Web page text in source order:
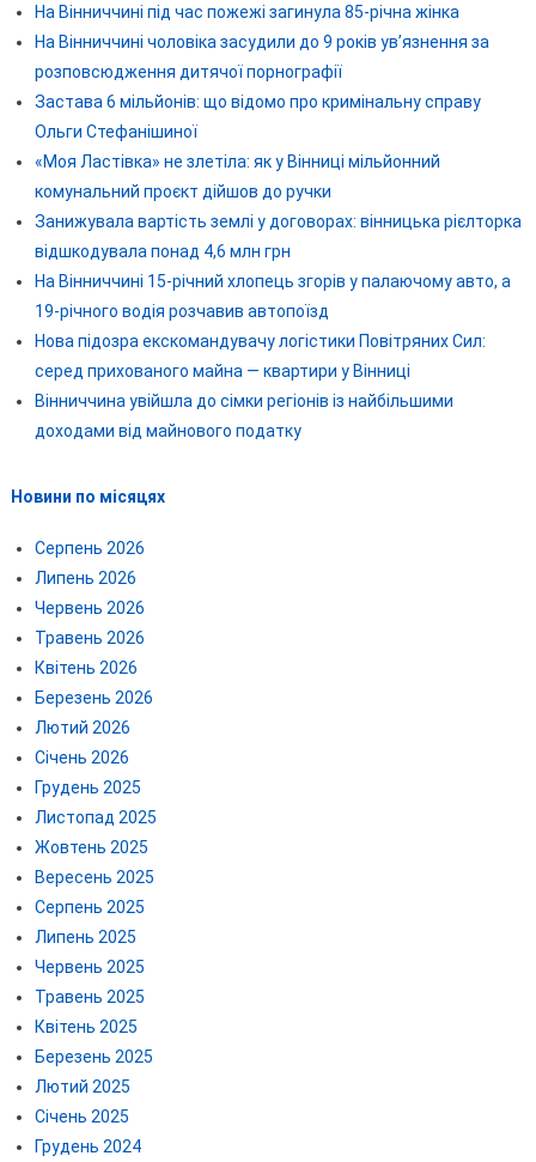
На Вінниччині під час пожежі загинула 85-річна жінка
На Вінниччині чоловіка засудили до 9 років ув’язнення за
розповсюдження дитячої порнографії
Застава 6 мільйонів: що відомо про кримінальну справу
Ольги Стефанішиної
«Моя Ластівка» не злетіла: як у Вінниці мільйонний
комунальний проєкт дійшов до ручки
Занижувала вартість землі у договорах: вінницька рієлторка
відшкодувала понад 4,6 млн грн
На Вінниччині 15-річний хлопець згорів у палаючому авто, а
19-річного водія розчавив автопоїзд
Нова підозра екскомандувачу логістики Повітряних Сил:
серед прихованого майна — квартири у Вінниці
Вінниччина увійшла до сімки регіонів із найбільшими
доходами від майнового податку
Новини по місяцях
Серпень 2026
Липень 2026
Червень 2026
Травень 2026
Квітень 2026
Березень 2026
Лютий 2026
Січень 2026
Грудень 2025
Листопад 2025
Жовтень 2025
Вересень 2025
Серпень 2025
Липень 2025
Червень 2025
Травень 2025
Квітень 2025
Березень 2025
Лютий 2025
Січень 2025
Грудень 2024